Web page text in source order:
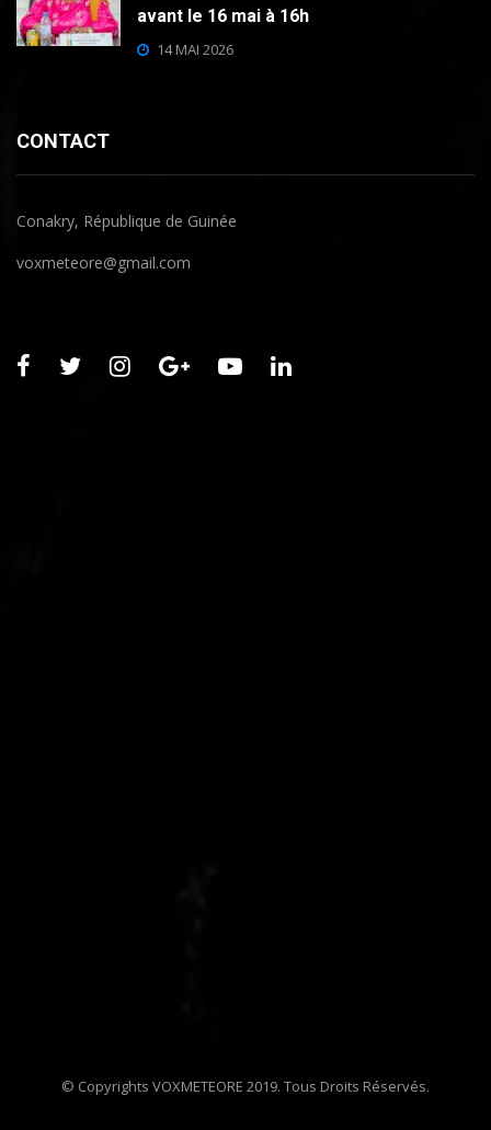
avant le 16 mai à 16h
14 MAI 2026
CONTACT
Conakry, République de Guinée
voxmeteore@gmail.com
© Copyrights VOXMETEORE 2019. Tous Droits Réservés.